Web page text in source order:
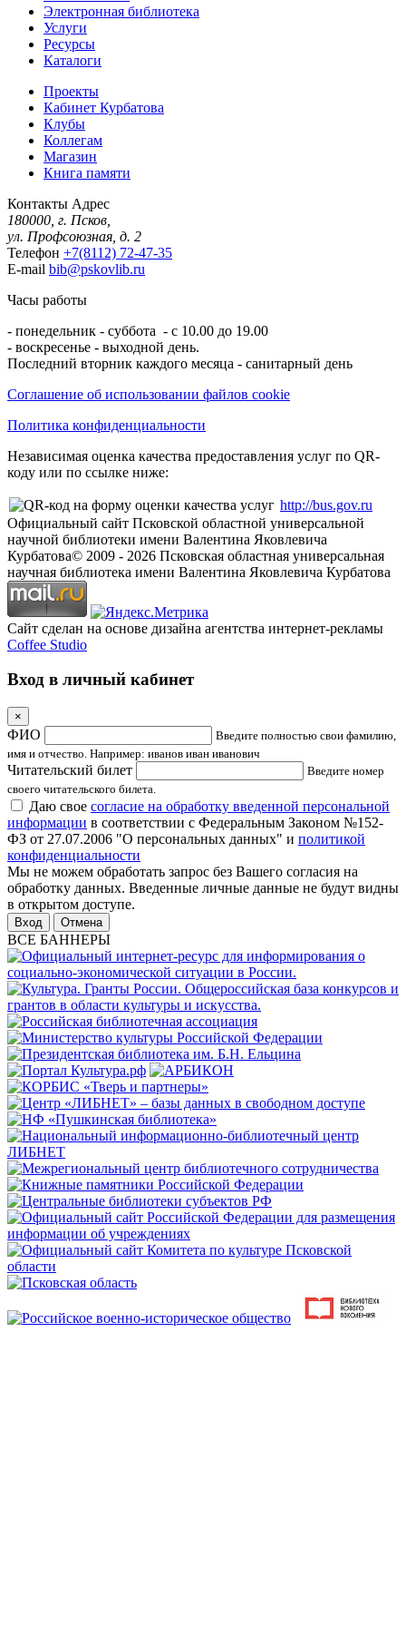
Электронная библиотека
Услуги
Ресурсы
Каталоги
Проекты
Кабинет Курбатова
Клубы
Коллегам
Магазин
Книга памяти
Контакты Адрес
180000, г. Псков,
ул. Профсоюзная, д. 2
Телефон +7(8112) 72-47-35
E-mail bib@pskovlib.ru
Часы работы
- понедельник - суббота - с 10.00 до 19.00
- воскресенье - выходной день.
Последний вторник каждого месяца - санитарный день
Соглашение об использовании файлов cookie
Политика конфиденциальности
Независимая оценка качества предоставления услуг по QR-
коду или по ссылке ниже:
http://bus.gov.ru
Официальный сайт Псковской областной универсальной
научной библиотеки имени Валентина Яковлевича
Курбатова© 2009 - 2026 Псковская областная универсальная
научная библиотека имени Валентина Яковлевича Курбатова
Сайт сделан на основе дизайна агентства интернет-рекламы
Coffee Studio
Вход в личный кабинет
×
ФИО
Введите полностью свои фамилию,
имя и отчество. Например: иванов иван иванович
Читательский билет
Введите номер
своего читательского билета.
Даю свое согласие на обработку введенной персональной
информации в соответствии с Федеральным Законом №152-
ФЗ от 27.07.2006 "О персональных данных" и политикой
конфиденциальности
Мы не можем обработать запрос без Вашего согласия на
обработку данных. Введенные личные данные не будут видны
в открытом доступе.
Отмена
ВСЕ БАННЕРЫ